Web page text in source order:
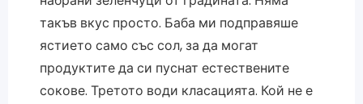
такъв вкус просто. Баба ми подправяше
ястието само със сол, за да могат
продуктите да си пуснат естествените
сокове. Третото води класацията. Кой не е